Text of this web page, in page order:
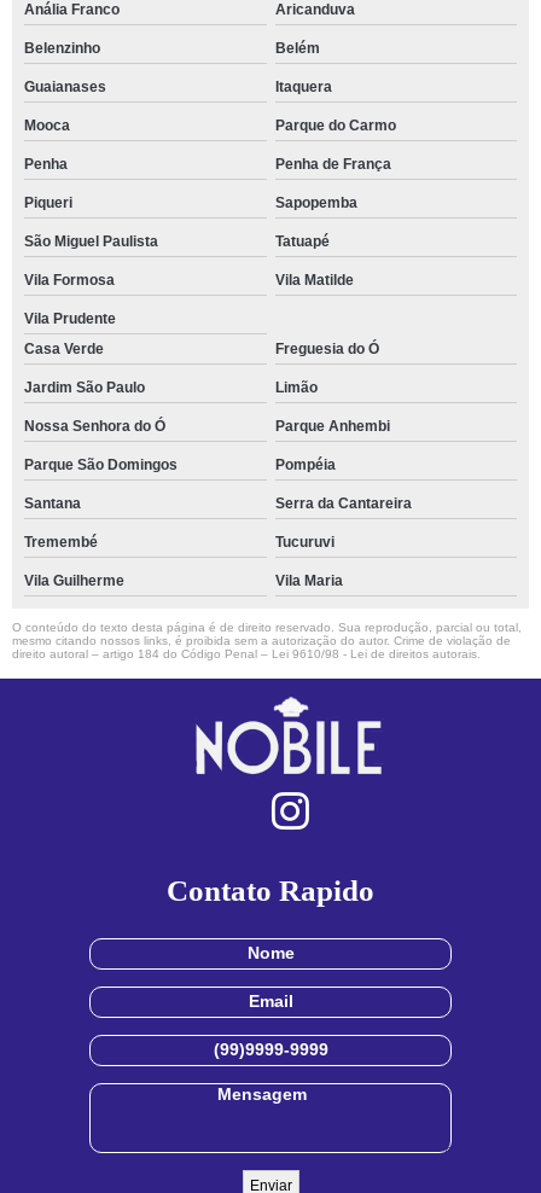
Anália Franco
Aricanduva
Belenzinho Belém
Guaianases Itaquera
Mooca Parque do Carmo
Penha Penha de França
Piqueri Sapopemba
São Miguel Paulista Tatuapé
Vila Formosa Vila Matilde
Vila Prudente
Casa Verde
Freguesia do Ó
Jardim São Paulo Limão
Nossa Senhora do Ó Parque Anhembi
Parque São Domingos Pompéia
Santana Serra da Cantareira
Tremembé Tucuruvi
Vila Guilherme Vila Maria
O conteúdo do texto desta página é de direito reservado. Sua reprodução, parcial ou total,
mesmo citando nossos links, é proibida sem a autorização do autor. Crime de violação de
direito autoral – artigo 184 do Código Penal – Lei 9610/98 - Lei de direitos autorais.
Contato Rapido